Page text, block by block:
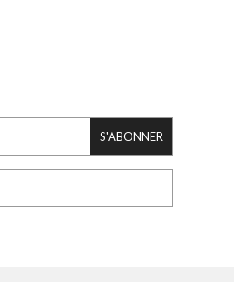
S'ABONNER